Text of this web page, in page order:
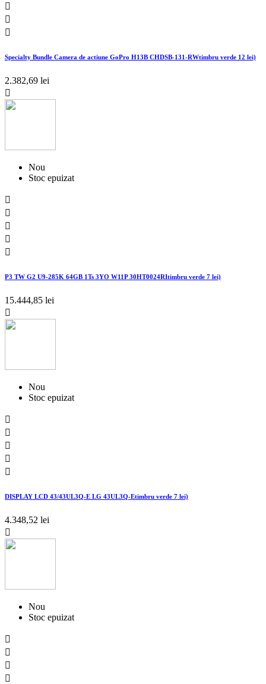



Specialty Bundle Camera de actiune GoPro H13B CHDSB-131-RWtimbru verde 12 lei)
2.382,69 lei

Nou
Stoc epuizat





P3 TW G2 U9-285K 64GB 1Ts 3YO W11P 30HT0024RItimbru verde 7 lei)
15.444,85 lei

Nou
Stoc epuizat





DISPLAY LCD 43/43UL3Q-E LG 43UL3Q-Etimbru verde 7 lei)
4.348,52 lei

Nou
Stoc epuizat



